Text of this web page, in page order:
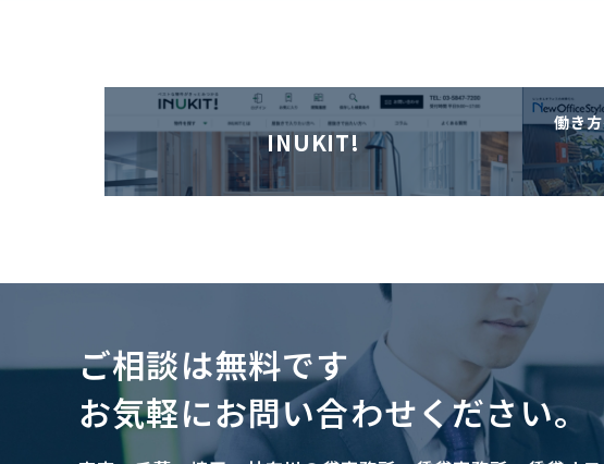
INUKIT!
働き
ご相談は無料です
お気軽にお問い合わせください。